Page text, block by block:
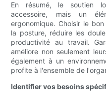
En résumé, le soutien
accessoire, mais un
ergonomique. Choisir le
la posture, réduire les
productivité au travail.
améliore non seulement
également à un
profite à l'ensemble de
Identifier vos besoins